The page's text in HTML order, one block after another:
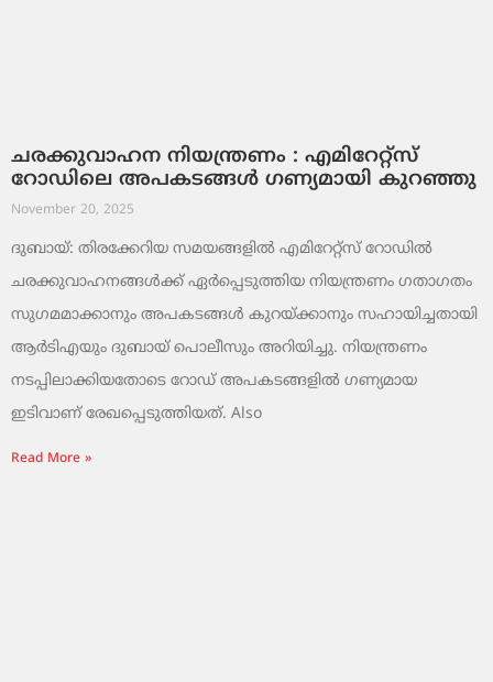
ചരക്കുവാഹന നിയന്ത്രണം : എമിറേറ്റ്സ്
റോഡിലെ അപകടങ്ങൾ ഗണ്യമായി കുറഞ്ഞു
November 20, 2025
ദുബായ്: തിരക്കേറിയ സമയങ്ങളിൽ എമിറേറ്റ്സ് റോഡിൽ
ചരക്കുവാഹനങ്ങൾക്ക് ഏർപ്പെടുത്തിയ നിയന്ത്രണം ഗതാഗതം
സുഗമമാക്കാനും അപകടങ്ങൾ കുറയ്ക്കാനും സഹായിച്ചതായി
ആർടിഎയും ദുബായ് പൊലീസും അറിയിച്ചു. നിയന്ത്രണം
നടപ്പിലാക്കിയതോടെ റോഡ് അപകടങ്ങളിൽ ഗണ്യമായ
ഇടിവാണ് രേഖപ്പെടുത്തിയത്. Also
Read More »